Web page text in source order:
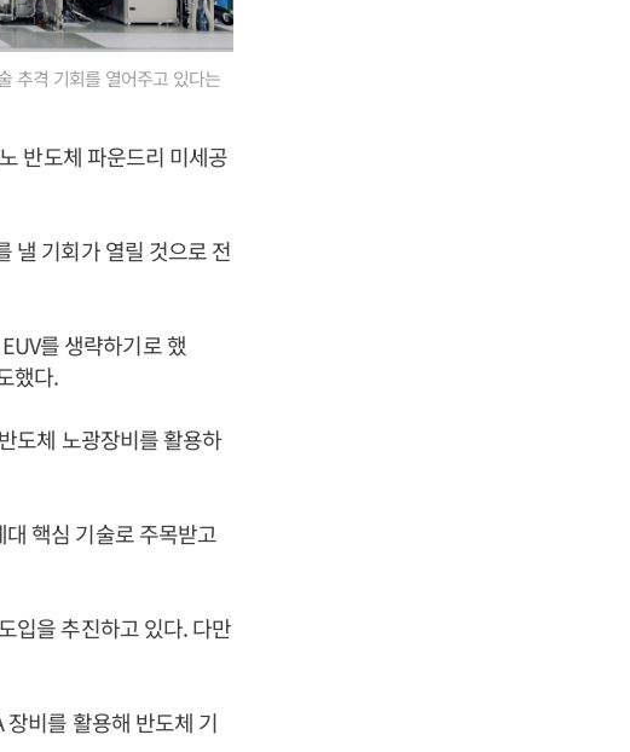
추격 기회를 열어주고 있다는
반도체 파운드리 미세공
낼 기회가 열릴 것으로 전
를 생략하기로 했
했다.
도체 노광장비를 활용하
핵심 기술로 주목받고
입을 추진하고 있다. 다만
비를 활용해 반도체 기